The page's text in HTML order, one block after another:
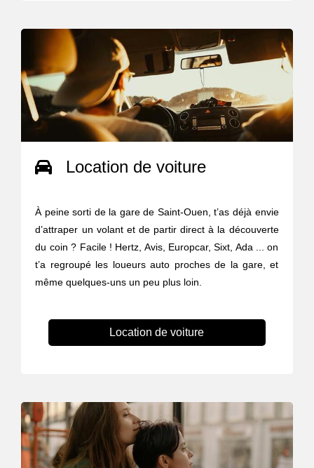
Location de voiture
À peine sorti de la gare de Saint-Ouen, t’as déjà envie
d’attraper un volant et de partir direct à la découverte
du coin ? Facile ! Hertz, Avis, Europcar, Sixt, Ada ... on
t’a regroupé les loueurs auto proches de la gare, et
même quelques-uns un peu plus loin.
Location de voiture